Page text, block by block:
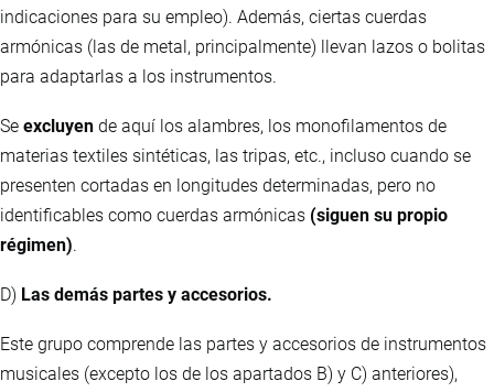
indicaciones para su empleo). Además, ciertas cuerdas
armónicas (las de metal, principalmente) llevan lazos o bolitas
para adaptarlas a los instrumentos.
Se excluyen de aquí los alambres, los monofilamentos de
materias textiles sintéticas, las tripas, etc., incluso cuando se
presenten cortadas en longitudes determinadas, pero no
identificables como cuerdas armónicas (siguen su propio
régimen).
D) Las demás partes y accesorios.
Este grupo comprende las partes y accesorios de instrumentos
musicales (excepto los de los apartados B) y C) anteriores),